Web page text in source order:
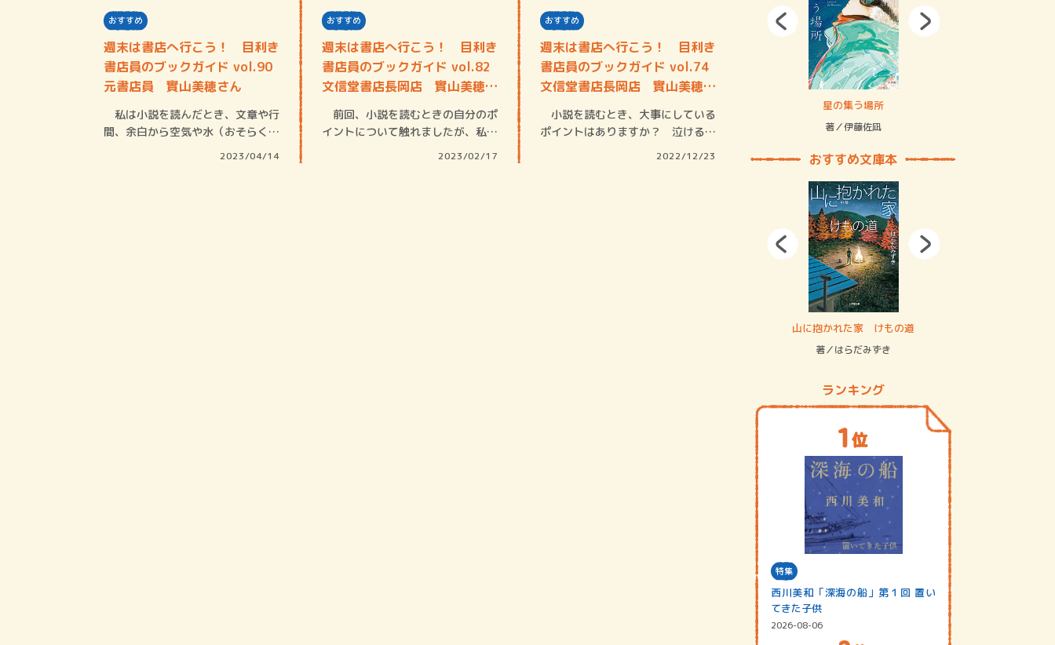
おすすめ
週末は書店へ行こう！ 目利き
書店員のブックガイド vol.90
元書店員 實山美穂さん
私は小説を読んだとき、文章や行
間、余白から空気や水（おそらく著
2023/04/14
おすすめ
週末は書店へ行こう！ 目利き
書店員のブックガイド vol.82
文信堂書店長岡店 實山美穂さ
前回、小説を読むときの自分のポ
イントについて触れましたが、私は
2023/02/17
おすすめ
週末は書店へ行こう！ 目利き
書店員のブックガイド vol.74
文信堂書店長岡店 實山美穂さ
小説を読むとき、大事にしている
ポイントはありますか？ 泣けるこ
2022/12/23
著／川瀬七緒
星の集う場所
著／伊藤佐凪
おすすめ文庫本
山に抱かれた家 けもの道
著／はらだみずき
ランキング
特集
西川美和「深海の船」第１回 置い
てきた子供
2026-08-06